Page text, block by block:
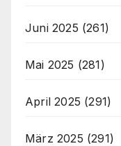
Juni 2025 (261)
Mai 2025 (281)
April 2025 (291)
März 2025 (291)